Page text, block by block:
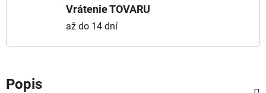
Vrátenie TOVARU
až do 14 dní
Popis